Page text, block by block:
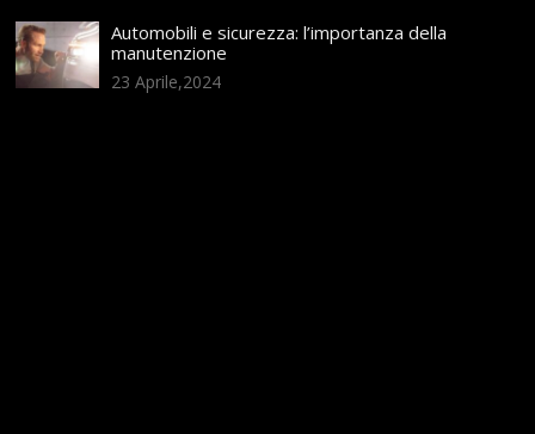
Automobili e sicurezza: l’importanza della
manutenzione
23 Aprile,2024